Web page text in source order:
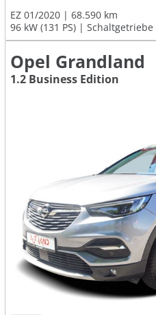
EZ 01/2020
68.590 km
96 kW (131 PS)
Schaltgetriebe
Opel Grandland
1.2 Business Edition